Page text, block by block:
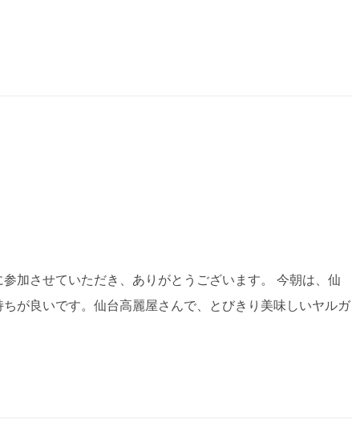
加させていただき、ありがとうございます。 今朝は、仙
が良いです。仙台高麗屋さんで、とびきり美味しいヤルガ